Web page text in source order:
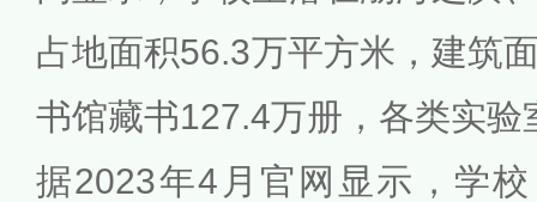
占地面积56.3万平方米，建筑
书馆藏书127.4万册，各类实验
据2023年4月官网显示，学